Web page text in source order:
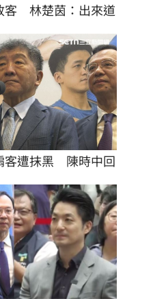
　林楚茵：出來道
遭抹黑　陳時中回